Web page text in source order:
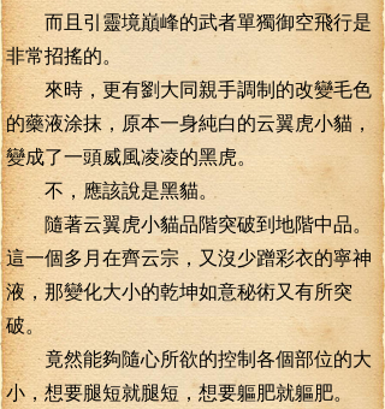
而且引靈境巔峰的武者單獨御空飛行是
非常招搖的。
來時，更有劉大同親手調制的改變毛色
的藥液涂抹，原本一身純白的云翼虎小貓，
變成了一頭威風凌凌的黑虎。
不，應該說是黑貓。
隨著云翼虎小貓品階突破到地階中品。
這一個多月在齊云宗，又沒少蹭彩衣的寧神
液，那變化大小的乾坤如意秘術又有所突
破。
竟然能夠隨心所欲的控制各個部位的大
小，想要腿短就腿短，想要軀肥就軀肥。